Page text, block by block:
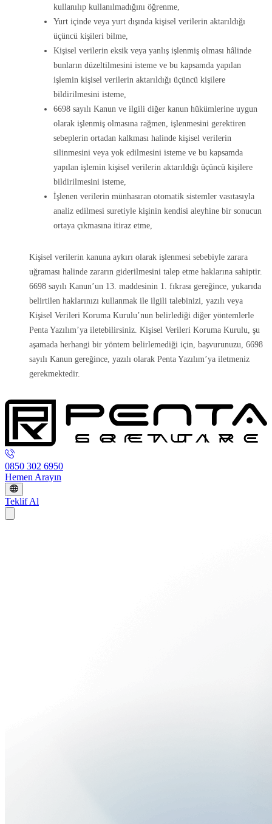
kullanılıp kullanılmadığını öğrenme,
Yurt içinde veya yurt dışında kişisel verilerin aktarıldığı
üçüncü kişileri bilme,
Kişisel verilerin eksik veya yanlış işlenmiş olması hâlinde
bunların düzeltilmesini isteme ve bu kapsamda yapılan
işlemin kişisel verilerin aktarıldığı üçüncü kişilere
bildirilmesini isteme,
6698 sayılı Kanun ve ilgili diğer kanun hükümlerine uygun
olarak işlenmiş olmasına rağmen, işlenmesini gerektiren
sebeplerin ortadan kalkması halinde kişisel verilerin
silinmesini veya yok edilmesini isteme ve bu kapsamda
yapılan işlemin kişisel verilerin aktarıldığı üçüncü kişilere
bildirilmesini isteme,
İşlenen verilerin münhasıran otomatik sistemler vasıtasıyla
analiz edilmesi suretiyle kişinin kendisi aleyhine bir sonucun
ortaya çıkmasına itiraz etme,
Kişisel verilerin kanuna aykırı olarak işlenmesi sebebiyle zarara
uğraması halinde zararın giderilmesini talep etme haklarına sahiptir.
6698 sayılı Kanun’un 13. maddesinin 1. fıkrası gereğince, yukarıda
belirtilen haklarınızı kullanmak ile ilgili talebinizi, yazılı veya
Kişisel Verileri Koruma Kurulu’nun belirlediği diğer yöntemlerle
Penta Yazılım’ya iletebilirsiniz. Kişisel Verileri Koruma Kurulu, şu
aşamada herhangi bir yöntem belirlemediği için, başvurunuzu, 6698
sayılı Kanun gereğince, yazılı olarak Penta Yazılım’ya iletmeniz
gerekmektedir.
0850 302 6950
Hemen Arayın
Teklif Al